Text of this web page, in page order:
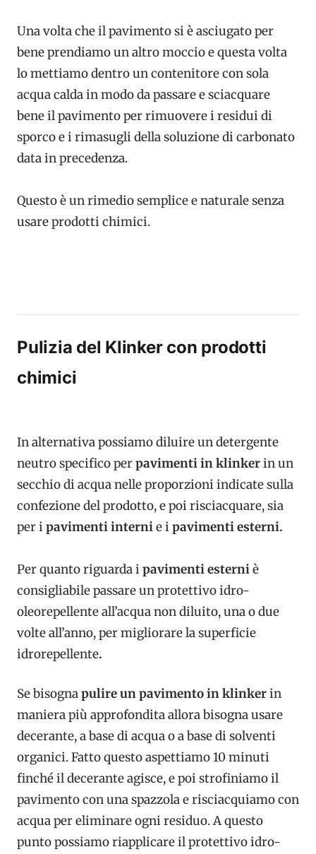
Una volta che il pavimento si è asciugato per
bene prendiamo un altro moccio e questa volta
lo mettiamo dentro un contenitore con sola
acqua calda in modo da passare e sciacquare
bene il pavimento per rimuovere i residui di
sporco e i rimasugli della soluzione di carbonato
data in precedenza.
Questo è un rimedio semplice e naturale senza
usare prodotti chimici.
Pulizia del Klinker con prodotti
chimici
In alternativa possiamo diluire un detergente
neutro specifico perpavimenti inklinkerin un
secchio di acqua nelle proporzioni indicate sulla
confezione del prodotto, e poi risciacquare, sia
per i pavimenti internie i pavimenti esterni.
Per quanto riguarda i pavimenti esterniè
consigliabile passare un protettivo idro-
oleorepellente all’acqua non diluito, una o due
volte all’anno, per migliorare la superficie
idrorepellente.
Se bisognapulire un pavimento in klinkerin
maniera più approfondita allora bisogna usare
decerante, a base di acqua o a base di solventi
organici. Fatto questo aspettiamo 10 minuti
finché il decerante agisce, e poi strofiniamo il
pavimento con una spazzola e risciacquiamo con
acqua per eliminare ogni residuo. A questo
punto possiamo riapplicare il protettivo idro-